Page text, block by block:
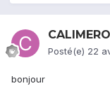
Posté(e) 22
bonjour